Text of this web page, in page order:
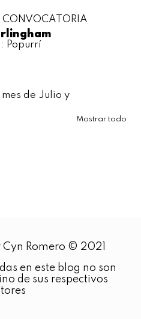
CONVOCATORIA
Popurrí
de Julio y
Mostrar todo
Romero © 2021
en este blog no son
de sus respectivos